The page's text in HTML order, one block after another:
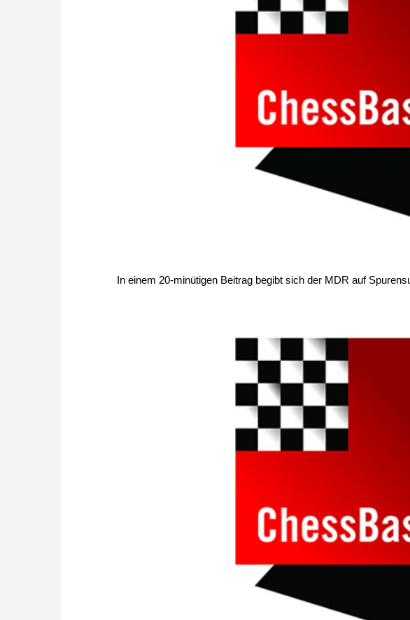
In einem 20-minütigen Beitrag begibt sich der MDR auf